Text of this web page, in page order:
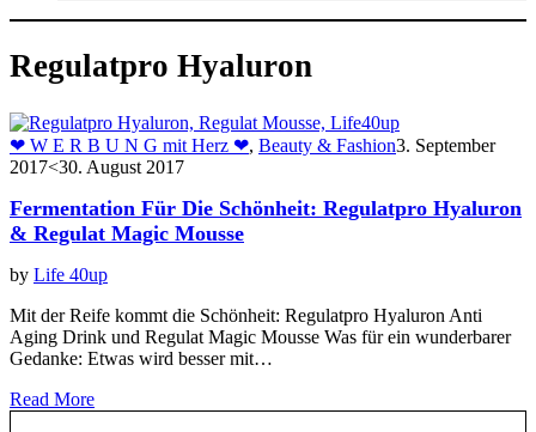
Regulatpro Hyaluron
❤ W E R B U N G mit Herz ❤, Beauty & Fashion3. September
2017<30. August 2017
Fermentation Für Die Schönheit: Regulatpro Hyaluron
& Regulat Magic Mousse
by Life 40up
Mit der Reife kommt die Schönheit: Regulatpro Hyaluron Anti
Aging Drink und Regulat Magic Mousse Was für ein wunderbarer
Gedanke: Etwas wird besser mit…
Read More